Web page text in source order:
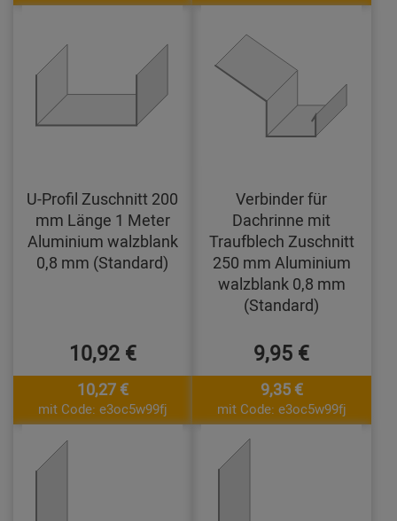
U-Profil Zuschnitt 200
mm Länge 1 Meter
Aluminium walzblank
0,8 mm (Standard)
10,92 €
10,27 €
mit Code: e3oc5w99fj
Verbinder für
Dachrinne mit
Traufblech Zuschnitt
250 mm Aluminium
walzblank 0,8 mm
(Standard)
9,95 €
9,35 €
mit Code: e3oc5w99fj